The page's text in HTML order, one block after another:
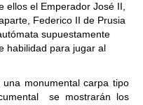
ellos el Emperador José II,
Federico II de Prusia
supuestamente
habilidad para jugar al
monumental carpa tipo
se mostrarán los